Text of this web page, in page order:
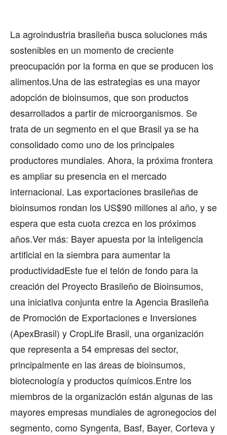
La agroindustria brasileña busca soluciones más
sostenibles en un momento de creciente
preocupación por la forma en que se producen los
alimentos.Una de las estrategias es una mayor
adopción de bioinsumos, que son productos
desarrollados a partir de microorganismos. Se
trata de un segmento en el que Brasil ya se ha
consolidado como uno de los principales
productores mundiales. Ahora, la próxima frontera
es ampliar su presencia en el mercado
internacional. Las exportaciones brasileñas de
bioinsumos rondan los US$90 millones al año, y se
espera que esta cuota crezca en los próximos
años.Ver más: Bayer apuesta por la inteligencia
artificial en la siembra para aumentar la
productividadEste fue el telón de fondo para la
creación del Proyecto Brasileño de Bioinsumos,
una iniciativa conjunta entre la Agencia Brasileña
de Promoción de Exportaciones e Inversiones
(ApexBrasil) y CropLife Brasil, una organización
que representa a 54 empresas del sector,
principalmente en las áreas de bioinsumos,
biotecnología y productos químicos.Entre los
miembros de la organización están algunas de las
mayores empresas mundiales de agronegocios del
segmento, como Syngenta, Basf, Bayer, Corteva y